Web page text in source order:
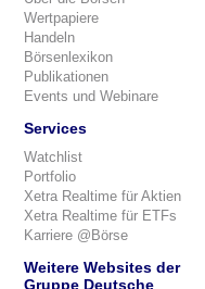
Wertpapiere
Handeln
Börsenlexikon
Publikationen
Events und Webinare
Services
Watchlist
Portfolio
Xetra Realtime für Aktien
Xetra Realtime für ETFs
Karriere @Börse
Weitere Websites der
Gruppe Deutsche